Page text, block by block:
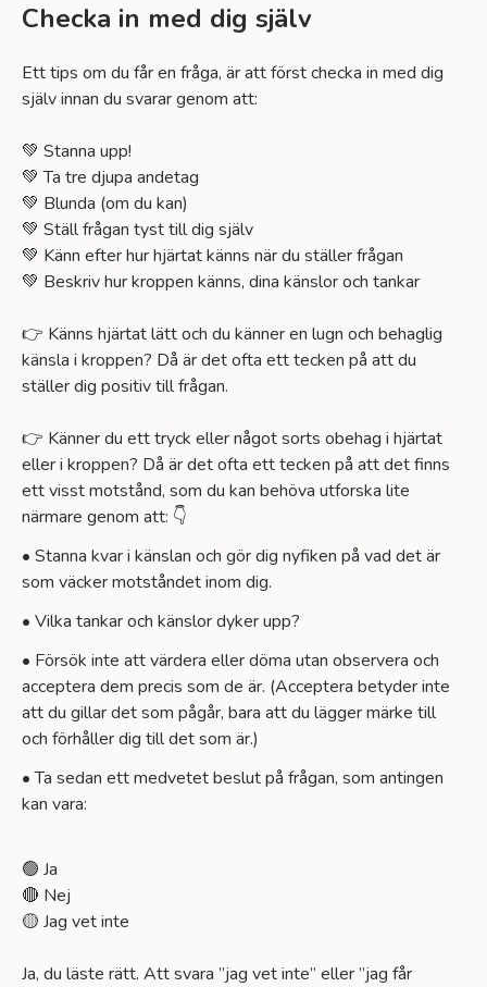
Checka in med dig själv
Ett tips om du får en fråga, är att först checka in med dig
själv innan du svarar genom att:
💚 Stanna upp!
💚 Ta tre djupa andetag
💚 Blunda (om du kan)
💚 Ställ frågan tyst till dig själv
💚 Känn efter hur hjärtat känns när du ställer frågan
💚 Beskriv hur kroppen känns, dina känslor och tankar
👉 Känns hjärtat lätt och du känner en lugn och behaglig
känsla i kroppen? Då är det ofta ett tecken på att du
ställer dig positiv till frågan.
👉 Känner du ett tryck eller något sorts obehag i hjärtat
eller i kroppen? Då är det ofta ett tecken på att det finns
ett visst motstånd, som du kan behöva utforska lite
närmare genom att: 👇
• Stanna kvar i känslan och gör dig nyfiken på vad det är
som väcker motståndet inom dig.
• Vilka tankar och känslor dyker upp?
• Försök inte att värdera eller döma utan observera och
acceptera dem precis som de är. (Acceptera betyder inte
att du gillar det som pågår, bara att du lägger märke till
och förhåller dig till det som är.)
• Ta sedan ett medvetet beslut på frågan, som antingen
kan vara:
🟢 Ja
🔴 Nej
🟡 Jag vet inte
Ja, du läste rätt. Att svara ”jag vet inte” eller ”jag får